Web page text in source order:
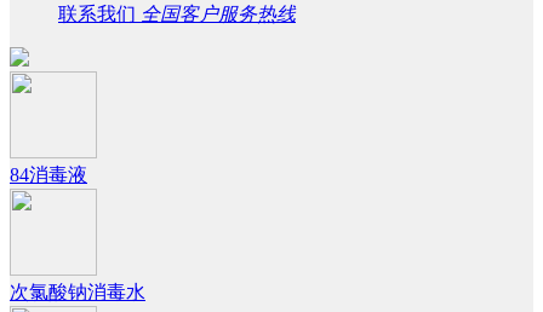
联系我们 全国客户服务热线
84消毒液
次氯酸钠消毒水